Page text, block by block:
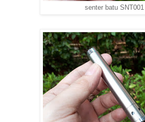
senter batu SNT001